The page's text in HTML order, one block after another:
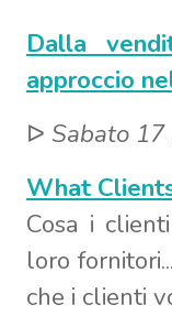
Dalla
approccio
ᐅ Sabato
What
Cosa i
loro
che i clienti